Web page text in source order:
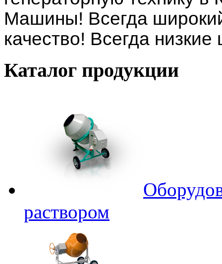
Машины! Всегда
качество! Всегда
Каталог продукции
раствором